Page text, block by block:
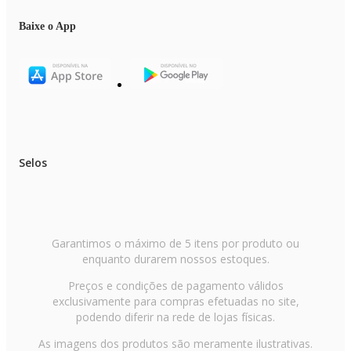
Baixe o App
Selos
Garantimos o máximo de 5 itens por produto ou
enquanto durarem nossos estoques.
Preços e condições de pagamento válidos
exclusivamente para compras efetuadas no site,
podendo diferir na rede de lojas físicas.
As imagens dos produtos são meramente ilustrativas.